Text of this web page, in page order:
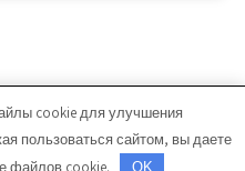
на WordPress
Themes
cookie для улучшения
пользоваться сайтом, вы даете
файлов cookie.
OK